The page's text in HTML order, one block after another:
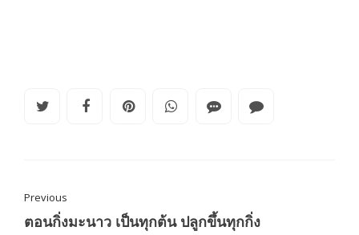
Previous
ตอนกิ่งมะนาว เป็นทุกต้น ปลูกขึ้นทุกกิ่ง